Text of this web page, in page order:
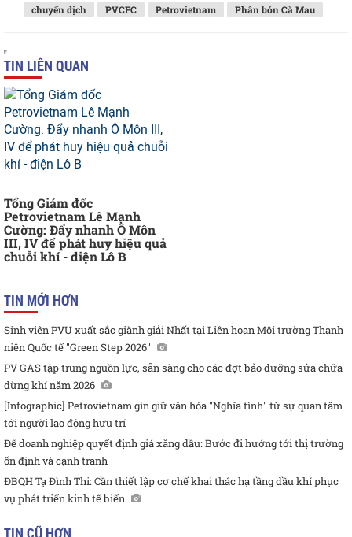
chuyển dịch
PVCFC Petrovietnam Phân bón Cà Mau
TIN LIÊN QUAN
Tổng Giám đốc
Petrovietnam Lê Mạnh
Cường: Đẩy nhanh Ô Môn
III, IV để phát huy hiệu quả
chuỗi khí - điện Lô B
TIN MỚI HƠN
Sinh viên PVU xuất sắc giành giải Nhất tại Liên hoan Môi trường Thanh
niên Quốc tế "Green Step 2026"
PV GAS tập trung nguồn lực, sẵn sàng cho các đợt bảo dưỡng sửa chữa
dừng khí năm 2026
[Infographic] Petrovietnam gìn giữ văn hóa "Nghĩa tình" từ sự quan tâm
tới người lao động hưu trí
Để doanh nghiệp quyết định giá xăng dầu: Bước đi hướng tới thị trường
ổn định và cạnh tranh
ĐBQH Tạ Đình Thi: Cần thiết lập cơ chế khai thác hạ tầng dầu khí phục
vụ phát triển kinh tế biển